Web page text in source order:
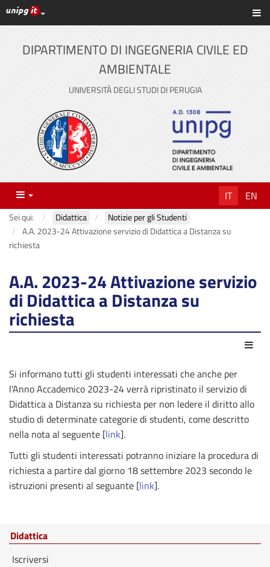
Vai
al
contenuto
principale
Link ai principali servizi web di Ateneo
DIPARTIMENTO DI INGEGNERIA CIVILE ED
AMBIENTALE
UNIVERSITÀ DEGLI STUDI DI PERUGIA
Menu IT EN
Sei qui: Didattica
Notizie per gli Studenti
A.A. 2023-24 Attivazione servizio di Didattica a Distanza su
richiesta
A.A. 2023-24 Attivazione servizio
di Didattica a Distanza su
richiesta
Si informano tutti gli studenti interessati che anche per
l'Anno Accademico 2023-24 verrà ripristinato il servizio di
Didattica a Distanza su richiesta per non ledere il diritto allo
studio di determinate categorie di studenti, come descritto
nella nota al seguente [link].
Tutti gli studenti interessati potranno iniziare la procedura di
richiesta a partire dal giorno 18 settembre 2023 secondo le
istruzioni presenti al seguante [link].
Didattica
Iscriversi